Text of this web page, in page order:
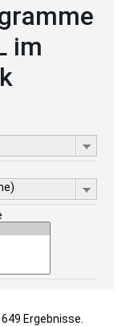
im
Ergebnisse.